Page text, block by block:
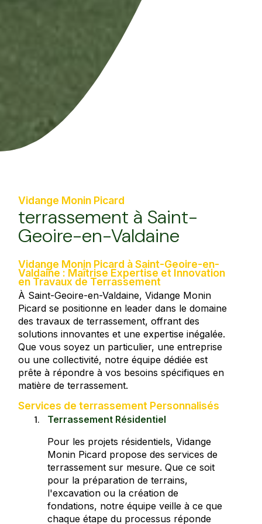
Vidange Monin Picard
terrassement à Saint-
Geoire-en-Valdaine
Vidange Monin Picard à Saint-Geoire-en-
Valdaine : Maîtrise Expertise et Innovation
en Travaux de Terrassement
À Saint-Geoire-en-Valdaine, Vidange Monin
Picard se positionne en leader dans le domaine
des travaux de terrassement, offrant des
solutions innovantes et une expertise inégalée.
Que vous soyez un particulier, une entreprise
ou une collectivité, notre équipe dédiée est
prête à répondre à vos besoins spécifiques en
matière de terrassement.
Services de terrassement Personnalisés
Terrassement Résidentiel
Pour les projets résidentiels, Vidange
Monin Picard propose des services de
terrassement sur mesure. Que ce soit
pour la préparation de terrains,
l'excavation ou la création de
fondations, notre équipe veille à ce que
chaque étape du processus réponde